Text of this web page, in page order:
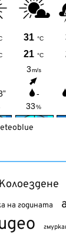
Колоездене
на годината